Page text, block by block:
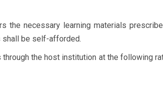
the necessary learning materials
shall be self-afforded.
the host institution at the following